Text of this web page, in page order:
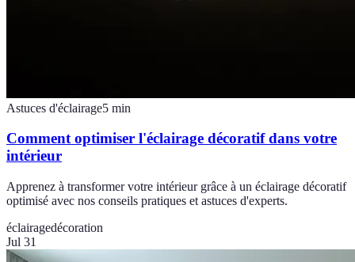
Astuces d'éclairage5 min
Comment optimiser l'éclairage décoratif dans votre
intérieur
Apprenez à transformer votre intérieur grâce à un éclairage décoratif
optimisé avec nos conseils pratiques et astuces d'experts.
éclairagedécoration
Jul 31